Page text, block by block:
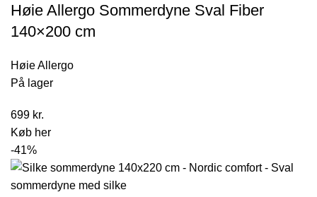
Høie Allergo Sommerdyne Sval Fiber
140×200 cm
Høie Allergo
På lager
699 kr.
Køb her
-41%